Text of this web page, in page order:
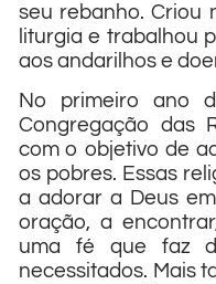
seu rebanho. Criou
liturgia e trabalhou
aos andarilhos e
No primeiro ano
Congregação das
com o objetivo de
os pobres. Essas
a adorar a Deus
oração, a
uma fé que faz
necessitados. Mais